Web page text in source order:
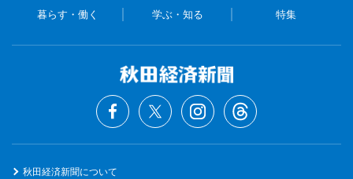
暮らす・働く 学ぶ・知る 特集
秋田経済新聞について